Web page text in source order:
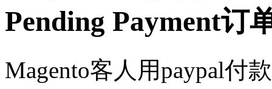
Pending Payment订
Magento客人用paypal付